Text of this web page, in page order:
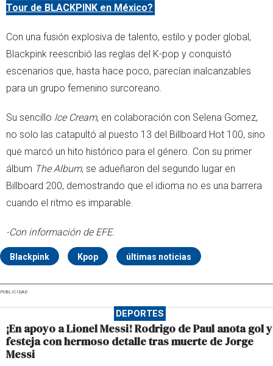
Tour de BLACKPINK en México?
Con una fusión explosiva de talento, estilo y poder global,
Blackpink reescribió las reglas del K-pop y conquistó
escenarios que, hasta hace poco, parecían inalcanzables
para un grupo femenino surcoreano.
Su sencillo Ice Cream, en colaboración con Selena Gomez,
no solo las catapultó al puesto 13 del Billboard Hot 100, sino
que marcó un hito histórico para el género. Con su primer
álbum The Album, se adueñaron del segundo lugar en
Billboard 200, demostrando que el idioma no es una barrera
cuando el ritmo es imparable.
-Con información de EFE.
Blackpink Kpop últimas noticias
PUBLICIDAD
DEPORTES
¡En apoyo a Lionel Messi! Rodrigo de Paul anota gol y
festeja con hermoso detalle tras muerte de Jorge
Messi